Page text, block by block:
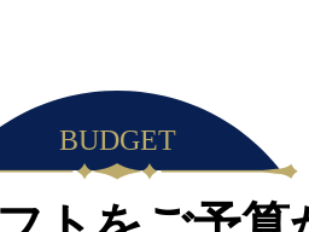
BUDGET